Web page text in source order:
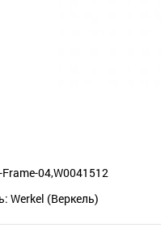
04,W0041512
Werkel (Веркель)